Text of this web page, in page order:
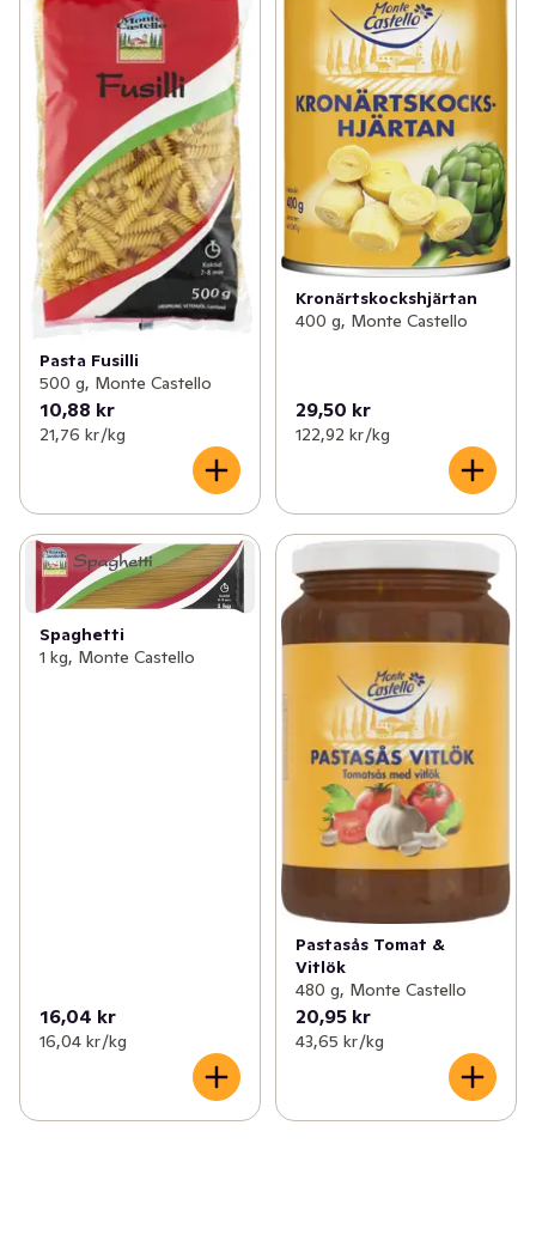
Pasta Fusilli
500 g, Monte Castello
10,88 kr
21,76 kr /kg
Kronärtskockshjärtan
400 g, Monte Castello
29,50 kr
122,92 kr /kg
Spaghetti
1 kg, Monte Castello
16,04 kr
16,04 kr /kg
Pastasås Tomat &
Vitlök
480 g, Monte Castello
20,95 kr
43,65 kr /kg